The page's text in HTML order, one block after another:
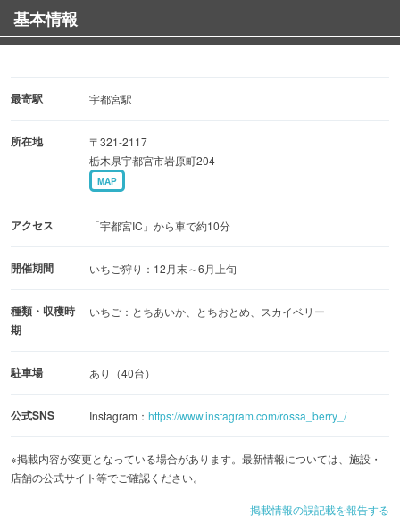
基本情報
最寄駅 宇都宮駅
所在地
〒321-2117
栃木県宇都宮市岩原町204
MAP
アクセス 「宇都宮IC」から車で約10分
開催期間 いちご狩り：12月末～6月上旬
種類・収穫時
期
いちご：とちあいか、とちおとめ、スカイベリー
駐車場 あり（40台）
公式SNS Instagram： https://www.instagram.com/rossa_berry_/
※掲載内容が変更となっている場合があります。最新情報については、施設・
店舗の公式サイト等でご確認ください。
掲載情報の誤記載を報告する